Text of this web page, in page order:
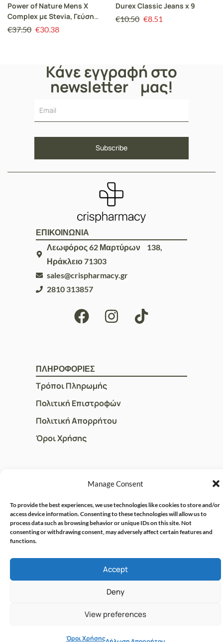
Manage Consent
To provide the best experiences, we use technologies like cookies to store and/or
access device information. Consenting to these technologies will allow us to
process data such as browsing behavior or unique IDs on this site. Not
consenting or withdrawing consent, may adversely affect certain features and
functions.
Accept
Deny
View preferences
Όροι Χρήσης
Power of Nature Mens X
Complex με Stevia, Γεύση
Λεμόνι, 32 αναβρ. δισκία
€37.50 €30.38
Durex Classic Jeans x 9
€10.50 €8.51
Κάνε εγγραφή στο
newsletter μας!
ΕΠΙΚΟΙΝΩΝΙΑ
Λεωφόρος 62 Μαρτύρων 138,
Ηράκλειο 71303
sales@crispharmacy.gr
2810 313857
ΠΛΗΡΟΦΟΡΙΕΣ
Τρόποι Πληρωμής
Πολιτική Επιστροφών
Πολιτική Απορρήτου
Όροι Χρήσης
Η Ομάδα μας
Επικοινωνία
SOLVIT I.T. SOLUTIONS &